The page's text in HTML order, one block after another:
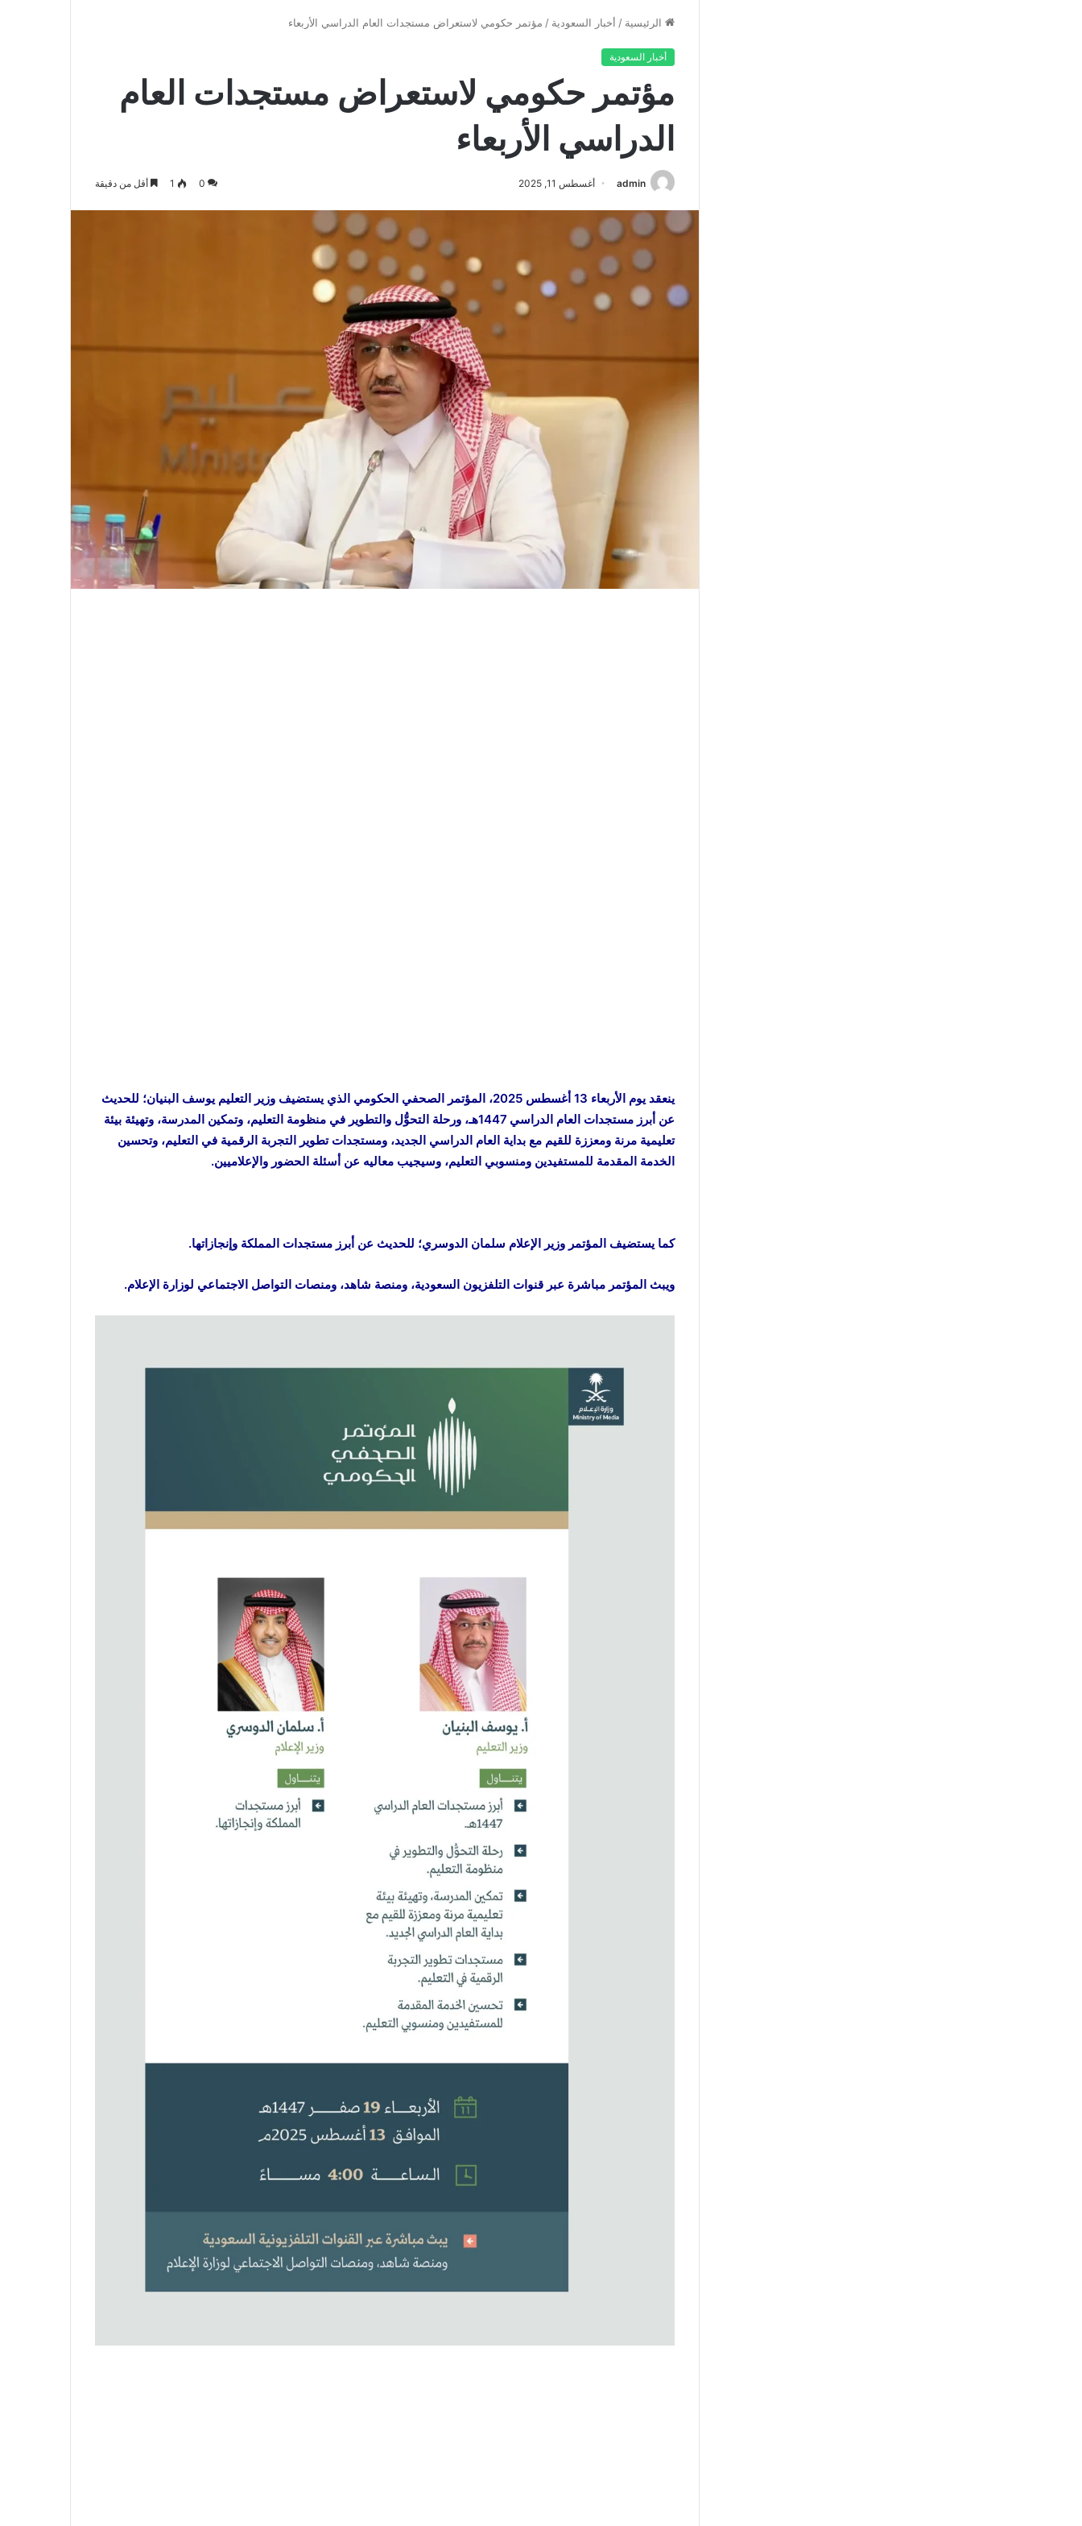
الرئيسية / أخبار السعودية / مؤتمر حكومي لاستعراض مستجدات العام الدراسي الأربعاء
أخبار السعودية
مؤتمر حكومي لاستعراض مستجدات العام
الدراسي الأربعاء
admin أغسطس 11, 2025 0
1 أقل من دقيقة
ينعقد يوم الأربعاء 13 أغسطس 2025، المؤتمر الصحفي الحكومي الذي يستضيف وزير التعليم يوسف البنيان؛ للحديث
عن أبرز مستجدات العام الدراسي 1447هـ، ورحلة التحوُّل والتطوير في منظومة التعليم، وتمكين المدرسة، وتهيئة بيئة
تعليمية مرنة ومعززة للقيم مع بداية العام الدراسي الجديد، ومستجدات تطوير التجربة الرقمية في التعليم، وتحسين
الخدمة المقدمة للمستفيدين ومنسوبي التعليم، وسيجيب معاليه عن أسئلة الحضور والإعلاميين.
كما يستضيف المؤتمر وزير الإعلام سلمان الدوسري؛ للحديث عن أبرز مستجدات المملكة وإنجازاتها.
ويبث المؤتمر مباشرة عبر قنوات التلفزيون السعودية، ومنصة شاهد، ومنصات التواصل الاجتماعي لوزارة الإعلام.